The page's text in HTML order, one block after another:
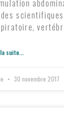
suite...
30 novembre 2017